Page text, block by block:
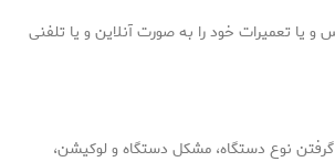
تعمیرات خود را به صورت آنلاین و یا تلفنی
گرفتن نوع دستگاه، مشکل دستگاه و لوکیشن،